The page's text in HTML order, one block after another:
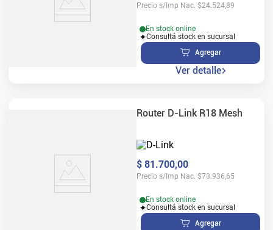
Precio s/Imp Nac. $24.524,89
En stock online
Consultá stock en sucursal
Agregar
Ver detalle
Router D-Link R18 Mesh
$ 81.700,00
Precio s/Imp Nac. $73.936,65
En stock online
Consultá stock en sucursal
Agregar